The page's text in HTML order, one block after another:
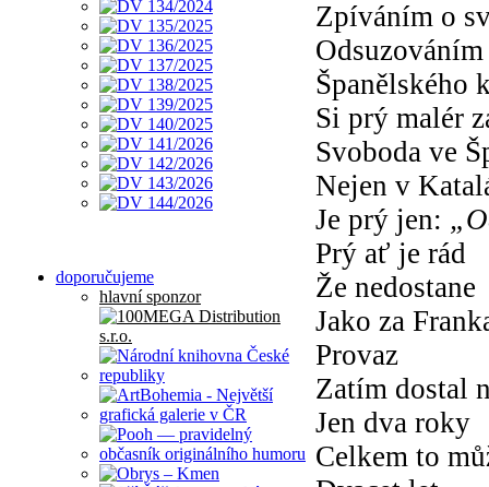
doporučujeme
hlavní sponzor
Zpíváním o
Odsuzováním
Španělského
Si prý malér
Svoboda ve
Nejen v
Je prý jen:
Prý ať je rád
Že nedostane
Jako za
Provaz
Zatím dostal
Jen dva roky
Celkem to